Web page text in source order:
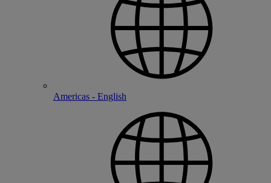
Americas - English